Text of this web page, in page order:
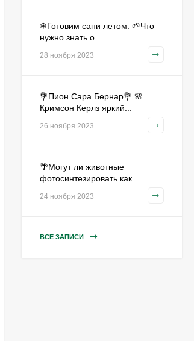
(Limelight) метельчатая
310₽
[Семена алтая]
200
❄Готовим сани летом. 🌱Что
нужно знать о...
28 ноября 2023
💐Пион Сара Бернар💐 🌸
Кримсон Керлз яркий...
26 ноября 2023
🌴Могут ли животные
фотосинтезировать как...
24 ноября 2023
ВСЕ ЗАПИСИ